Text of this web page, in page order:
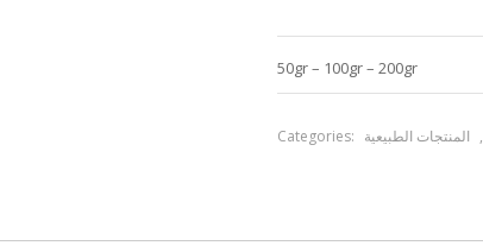
50gr – 100gr – 200gr
Categories: , المنتجات الطبيعية